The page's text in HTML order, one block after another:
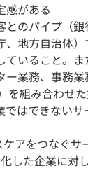
感がある
とのパイプ（
、地方自治体
ていること。
ー業務、事務
を組み合わせ
ではできない
アをつなぐサ
した企業に対